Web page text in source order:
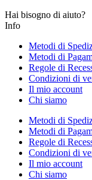
Hai bisogno di aiuto?
Info
Metodi di
Metodi di
Regole di
Condizioni di
Il mio account
Chi siamo
Metodi di
Metodi di
Regole di
Condizioni di
Il mio account
Chi siamo